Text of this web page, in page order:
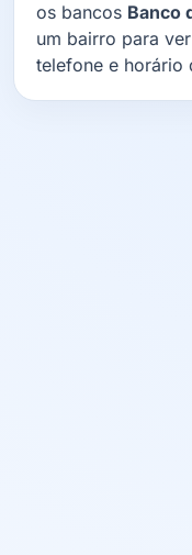
os bancos Banco
um bairro para
telefone e horário